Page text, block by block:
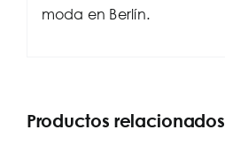
moda en Berlín.
Productos relacionados